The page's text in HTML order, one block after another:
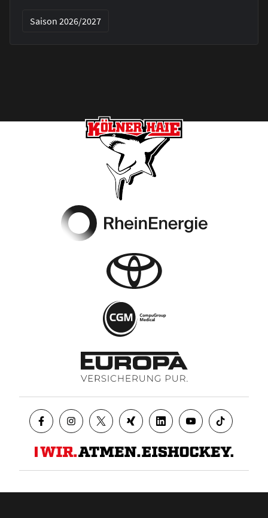
Saison 2026/2027
Datenschutz AGB Impressum Kontakt Presse